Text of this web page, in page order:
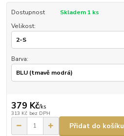
Dostupnost
Skladem 1 ks
Velikost:
Barva:
379 Kč/ks
313 Kč bez DPH
Přidat do košíku